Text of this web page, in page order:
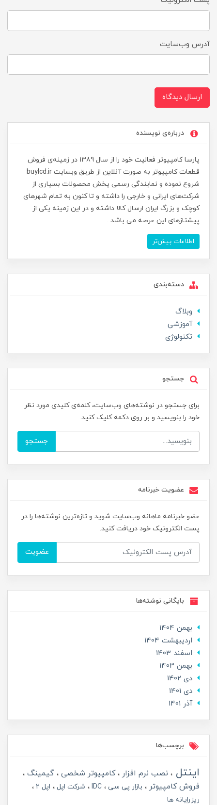
آدرس وب‌سایت
ارسال دیدگاه
درباره‌ی نویسنده
پارسا کامپیوتر فعالیت خود را از سال 1389 در زمینه‌ی فروش
قطعات کامپیوتر به صورت آنلاین از طریق وبسایت buylcd.ir
شروع نموده و نمایندگی رسمی پخش محصولات بسیاری از
شرکت‌های ایرانی و خارجی را داشته و تا کنون به تمام شهرهای
کوچک و بزرگ ایران ارسال کالا داشته و در این زمینه یکی از
پیشتازهای این عرصه می باشد .
اطلاعات بیش‌تر
دسته‌بندی
وبلاگ
آموزشی
تکنولوژی
جستجو
برای جستجو در نوشته‌های وب‌سایت، کلمه‌ی کلیدی مورد نظر
خود را بنویسید و بر روی دکمه کلیک کنید.
جستجو
عضویت خبرنامه
عضو خبرنامه ماهانه وب‌سایت شوید و تازه‌ترین نوشته‌ها را در
پست الکترونیک خود دریافت کنید.
عضویت
بایگانی نوشته‌ها
بهمن 1404
ارديبهشت 1404
اسفند 1403
بهمن 1403
دی 1402
دی 1401
آذر 1401
برچسب‌ها
اینتل نصب نرم افزار کامپیوتر شخصی
گیمینگ
فروش کامپیوتر
بازار پی سی IDC شرکت اپل
اپل 2
ریزرایانه ها